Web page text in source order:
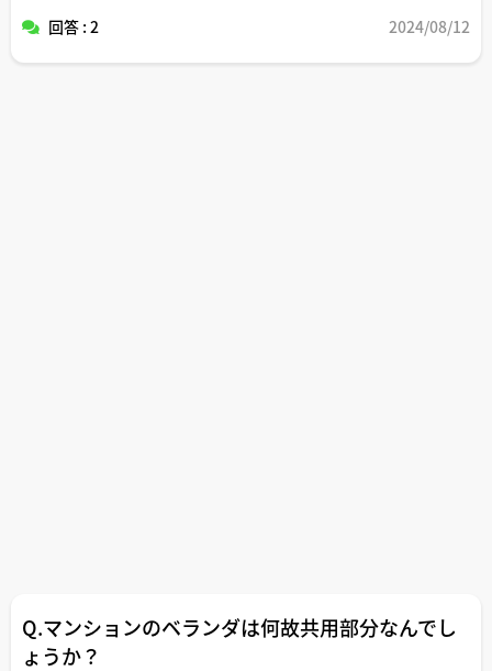
回答 : 2 2024/08/12
Q.マンションのベランダは何故共用部分なんでし
ょうか？